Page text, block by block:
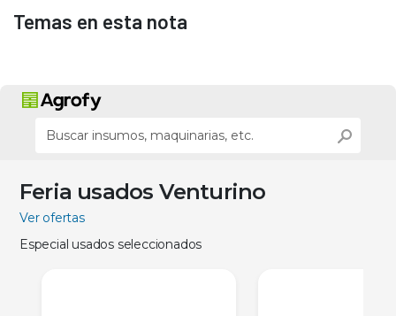
Temas en esta nota
Feria usados Venturino
Ver ofertas
Especial usados seleccionados